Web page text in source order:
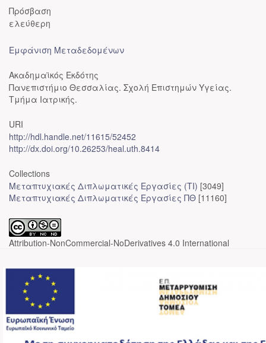
Πρόσβαση
ελεύθερη
Εμφάνιση Μεταδεδομένων
Ακαδημαϊκός Εκδότης
Πανεπιστήμιο Θεσσαλίας. Σχολή Επιστημών Υγείας.
Τμήμα Ιατρικής.
URI
http://hdl.handle.net/11615/52452
http://dx.doi.org/10.26253/heal.uth.8414
Collections
Μεταπτυχιακές Διπλωματικές Εργασίες (ΤΙ) [3049]
Μεταπτυχιακές Διπλωματικές Εργασίες ΠΘ [11160]
Attribution-NonCommercial-NoDerivatives 4.0 International